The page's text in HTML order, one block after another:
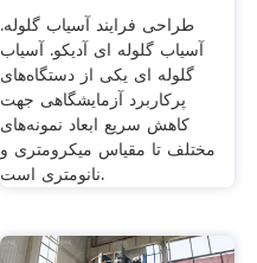
طراحی فرایند آسیاب گلوله.
آسیاب گلوله ای آدیکو. آسیاب
گلوله‌ ای یکی از دستگاه‌های
پرکاربرد آزمایشگاهی جهت
کاهش سریع ابعاد نمونه‌های
مختلف تا مقیاس میکرومتری و
نانومتری است.